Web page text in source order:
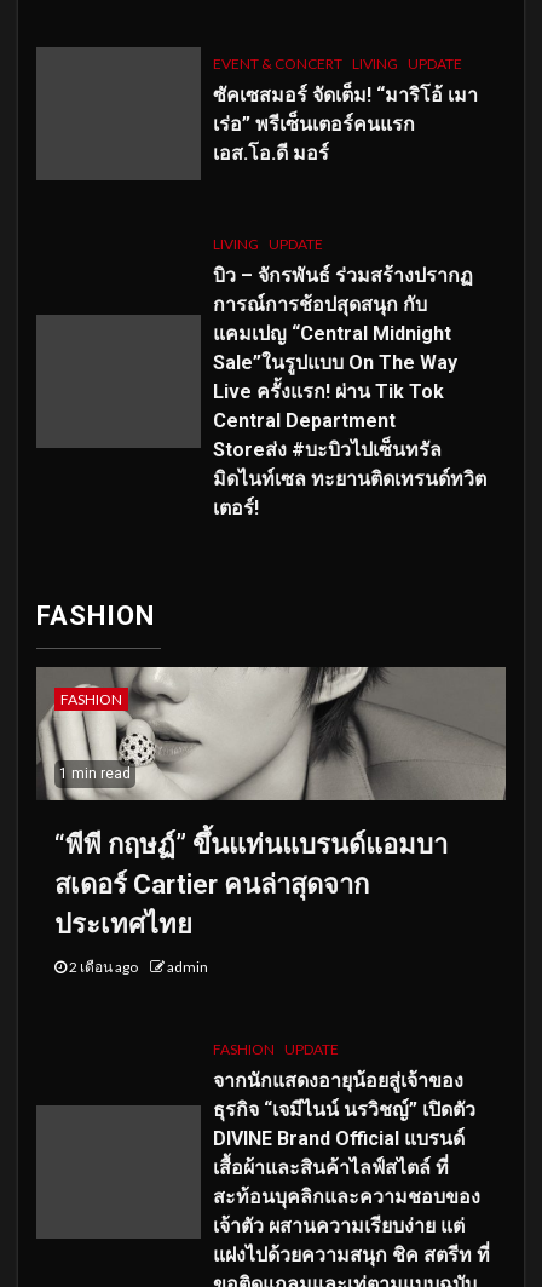
EVENT & CONCERT LIVING UPDATE
ซัคเซสมอร์ จัดเต็ม! “มาริโอ้ เมา
เร่อ” พรีเซ็นเตอร์คนแรก
เอส.โอ.ดี มอร์
LIVING UPDATE
บิว – จักรพันธ์ ร่วมสร้างปรากฏ
การณ์การช้อปสุดสนุก กับ
แคมเปญ “Central Midnight
Sale”ในรูปแบบ On The Way
Live ครั้งแรก! ผ่าน Tik Tok
Central Department
Storeส่ง #บะบิวไปเซ็นทรัล
มิดไนท์เซล ทะยานติดเทรนด์ทวิต
เตอร์!
FASHION
FASHION
1 min read
“พีพี กฤษฏ์” ขึ้นแท่นแบรนด์แอมบา
สเดอร์ Cartier คนล่าสุดจาก
ประเทศไทย
2 เดือน ago admin
FASHION UPDATE
จากนักแสดงอายุน้อยสู่เจ้าของ
ธุรกิจ “เจมีไนน์ นรวิชญ์” เปิดตัว
DIVINE Brand Official แบรนด์
เสื้อผ้าและสินค้าไลฟ์สไตล์ ที่
สะท้อนบุคลิกและความชอบของ
เจ้าตัว ผสานความเรียบง่าย แต่
แฝงไปด้วยความสนุก ชิค สตรีท ที่